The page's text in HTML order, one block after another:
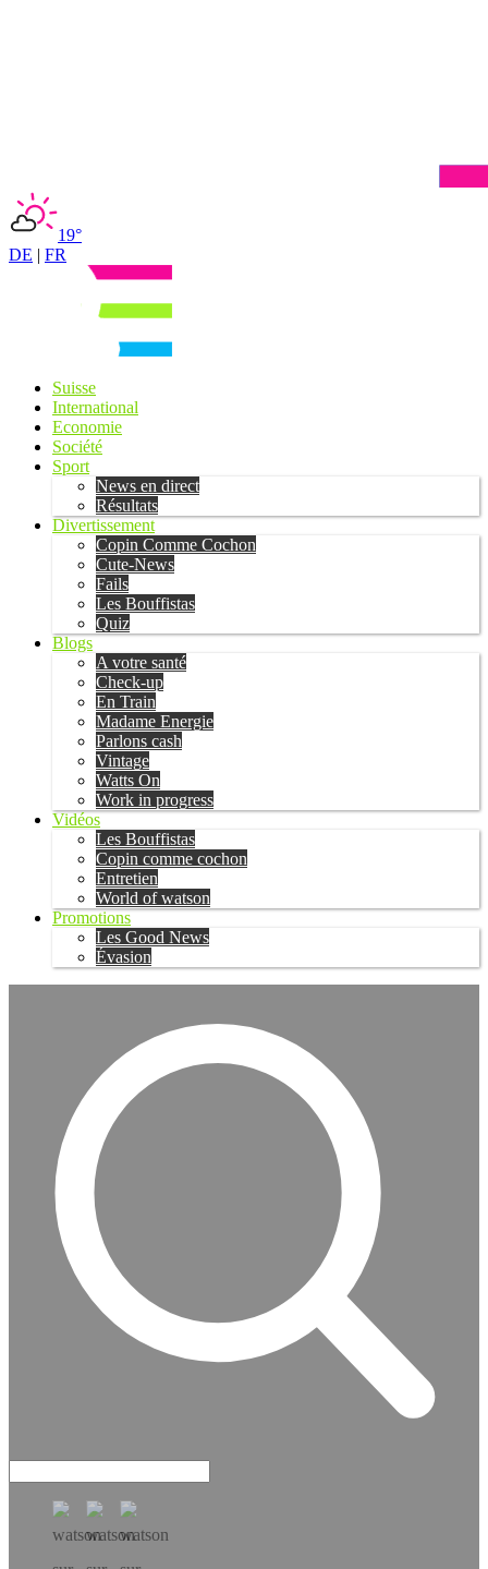
19°
DE | FR
Suisse
International
Economie
Société
Sport
News en direct
Résultats
Divertissement
Copin Comme Cochon
Cute-News
Fails
Les Bouffistas
Quiz
Blogs
A votre santé
Check-up
En Train
Madame Energie
Parlons cash
Vintage
Watts On
Work in progress
Vidéos
Les Bouffistas
Copin comme cochon
Entretien
World of watson
Promotions
Les Good News
Évasion